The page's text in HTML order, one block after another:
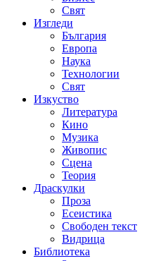
Свят
Изгледи
България
Европа
Наука
Технологии
Свят
Изкуство
Литература
Кино
Музика
Живопис
Сцена
Теория
Драскулки
Проза
Есеистика
Свободен текст
Видрица
Библиотека